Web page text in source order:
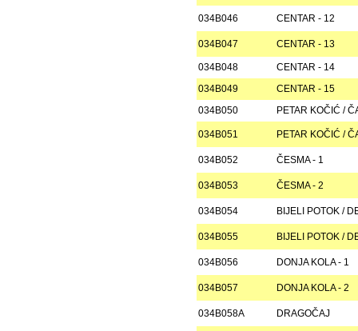
034B046 CENTAR - 12
034B047 CENTAR - 13
034B048
CENTAR - 14
034B049
CENTAR - 15
034B050
PETAR KOČIĆ /
034B051 PETAR KOČIĆ /
034B052 ČESMA - 1
034B053 ČESMA - 2
034B054 BIJELI POTOK /
034B055 BIJELI POTOK /
034B056 DONJA KOLA - 1
034B057 DONJA KOLA - 2
034B058A DRAGOČAJ